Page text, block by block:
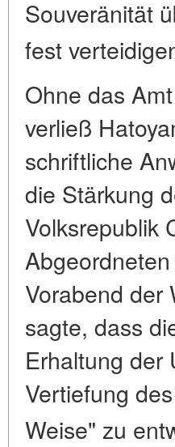
Souveränität
fest
Ohne das
verließ
schriftliche
die Stärkung
Volksrepublik
Vorabend der
sagte, dass
Erhaltung der
Vertiefung
Weise" zu